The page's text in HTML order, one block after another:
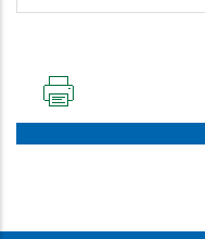
PÁGINA